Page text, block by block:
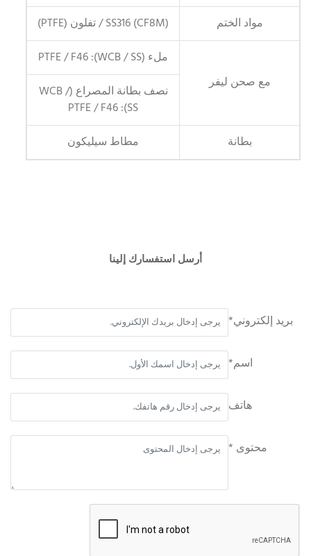
مواد الختم
SS316 (CF8M) / تفلون (PTFE)
مع صحن ليفر
ملء (WCB / SS): PTFE / F46
نصف بطانة المصراع (WCB /
SS): PTFE / F46
بطانة
مطاط سيليكون
أرسل استفسارك إلينا
بريد إلكتروني*
اسم*
هاتف
محتوى *